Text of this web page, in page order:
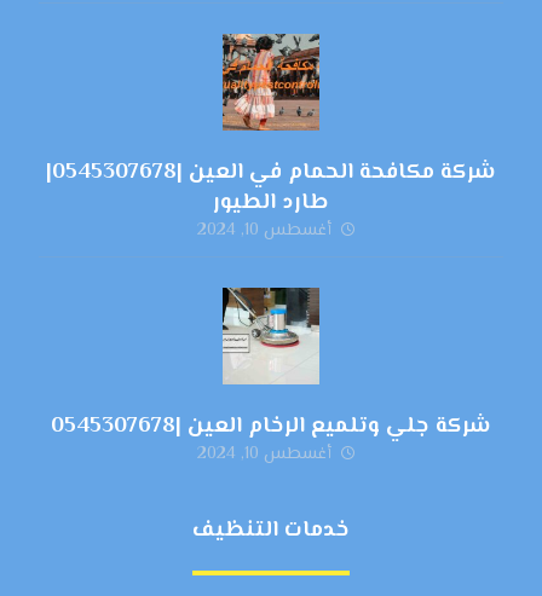
شركة مكافحة الحمام في العين |0545307678|
طارد الطيور
أغسطس 10, 2024
شركة جلي وتلميع الرخام العين |0545307678
أغسطس 10, 2024
خدمات التنظيف